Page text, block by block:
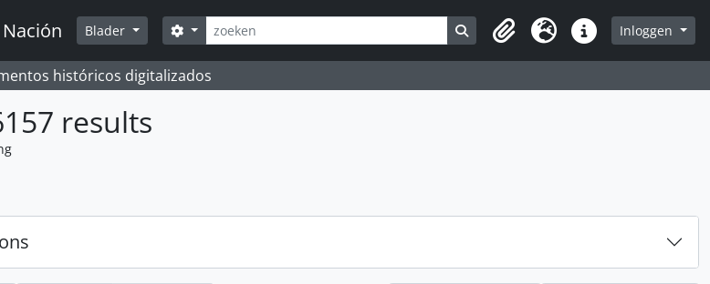
Blader zoeken
Search options Search in browse page
Clipboard
Taal Quick linksInloggen
históricos digitalizados
results